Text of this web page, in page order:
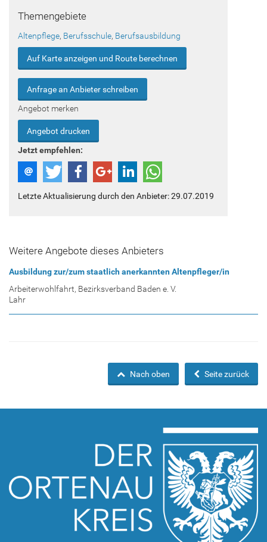
Themengebiete
Altenpflege, Berufsschule, Berufsausbildung
Auf Karte anzeigen und Route berechnen
Anfrage an Anbieter schreiben
Angebot merken
Angebot drucken
Jetzt empfehlen:
Letzte Aktualisierung durch den Anbieter: 29.07.2019
Weitere Angebote dieses Anbieters
Ausbildung zur/zum staatlich anerkannten Altenpfleger/in
Arbeiterwohlfahrt, Bezirksverband Baden e. V.
Lahr
Seite zurück
Nach oben